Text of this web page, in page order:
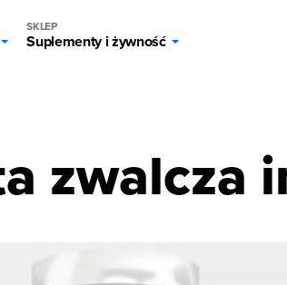
SKLEP
Suplementy i żywność
zwalcza